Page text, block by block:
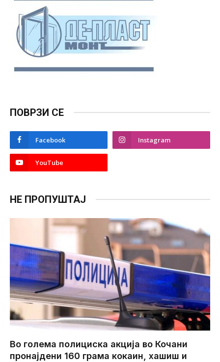
ПОВРЗИ СЕ
Facebook Instagram
YouTube
НЕ ПРОПУШТАЈ
Во голема полициска акција во Кочани
пронајдени 160 грама кокаин, хашиш и